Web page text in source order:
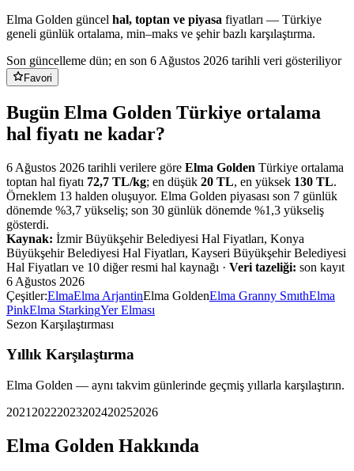
Elma Golden güncel hal, toptan ve piyasa fiyatları — Türkiye
geneli günlük ortalama, min–maks ve şehir bazlı karşılaştırma.
Son güncelleme dün; en son 6 Ağustos 2026 tarihli veri gösteriliyor
Favori
Bugün Elma Golden Türkiye ortalama
hal fiyatı ne kadar?
6 Ağustos 2026 tarihli verilere göre Elma Golden Türkiye ortalama
toptan hal fiyatı 72,7 TL/kg; en düşük 20 TL, en yüksek 130 TL.
Örneklem 13 halden oluşuyor. Elma Golden piyasası son 7 günlük
dönemde %3,7 yükseliş; son 30 günlük dönemde %1,3 yükseliş
gösterdi.
Kaynak: İzmir Büyükşehir Belediyesi Hal Fiyatları, Konya
Büyükşehir Belediyesi Hal Fiyatları, Kayseri Büyükşehir Belediyesi
Hal Fiyatları ve 10 diğer resmi hal kaynağı · Veri tazeliği: son kayıt
6 Ağustos 2026
Çeşitler:ElmaElma ArjantinElma GoldenElma Granny SmıthElma
PinkElma StarkingYer Elması
Sezon Karşılaştırması
Yıllık Karşılaştırma
Elma Golden — aynı takvim günlerinde geçmiş yıllarla karşılaştırın.
2021 20222023202420252026
Elma Golden Hakkında